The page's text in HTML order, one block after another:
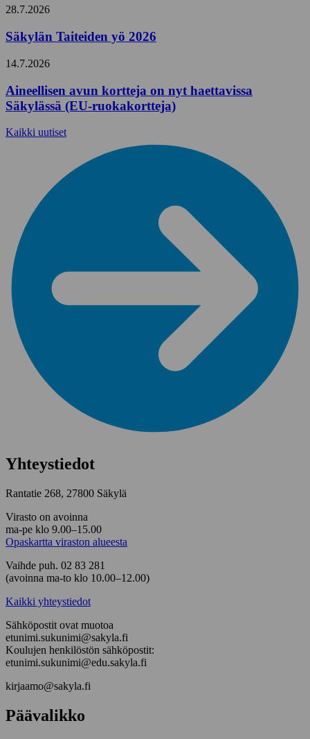
28.7.2026
Säkylän Taiteiden yö 2026
14.7.2026
Aineellisen avun kortteja on nyt haettavissa
Säkylässä (EU-ruokakortteja)
Kaikki uutiset
Yhteystiedot
Rantatie 268, 27800 Säkylä
Virasto on avoinna
ma-pe klo 9.00–15.00
Opaskartta viraston alueesta
Vaihde puh. 02 83 281
(avoinna ma-to klo 10.00–12.00)
Kaikki yhteystiedot
Sähköpostit ovat muotoa
etunimi.sukunimi@sakyla.fi
Koulujen henkilöstön sähköpostit:
etunimi.sukunimi@edu.sakyla.fi
kirjaamo@sakyla.fi
Päävalikko